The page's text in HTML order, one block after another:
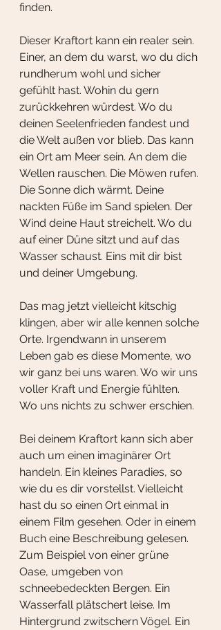
finden.
Dieser Kraftort kann ein realer sein.
Einer, an dem du warst, wo du dich
rundherum wohl und sicher
gefühlt hast. Wohin du gern
zurückkehren würdest. Wo du
deinen Seelenfrieden fandest und
die Welt außen vor blieb. Das kann
ein Ort am Meer sein. An dem die
Wellen rauschen. Die Möwen rufen.
Die Sonne dich wärmt. Deine
nackten Füße im Sand spielen. Der
Wind deine Haut streichelt. Wo du
auf einer Düne sitzt und auf das
Wasser schaust. Eins mit dir bist
und deiner Umgebung.
Das mag jetzt vielleicht kitschig
klingen, aber wir alle kennen solche
Orte. Irgendwann in unserem
Leben gab es diese Momente, wo
wir ganz bei uns waren. Wo wir uns
voller Kraft und Energie fühlten.
Wo uns nichts zu schwer erschien.
Bei deinem Kraftort kann sich aber
auch um einen imaginärer Ort
handeln. Ein kleines Paradies, so
wie du es dir vorstellst. Vielleicht
hast du so einen Ort einmal in
einem Film gesehen. Oder in einem
Buch eine Beschreibung gelesen.
Zum Beispiel von einer grüne
Oase, umgeben von
schneebedeckten Bergen. Ein
Wasserfall plätschert leise. Im
Hintergrund zwitschern Vögel. Ein